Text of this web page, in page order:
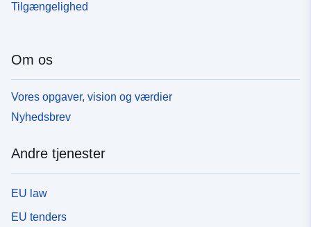
Tilgængelighed
Om os
Vores opgaver, vision og værdier
Nyhedsbrev
Andre tjenester
EU law
EU tenders